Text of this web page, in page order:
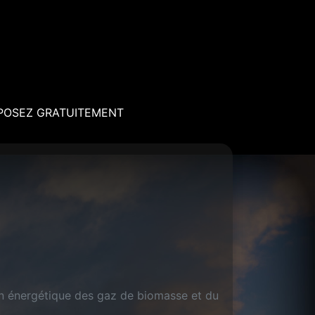
GRATUITEMENT
énergétique des gaz de biomasse et du